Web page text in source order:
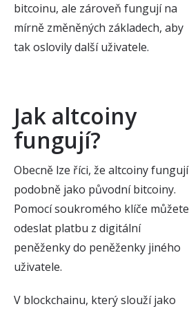
bitcoinu, ale zároveň fungují na
mírně změněných základech, aby
tak oslovily další uživatele.
Jak altcoiny
fungují?
Obecně lze říci, že altcoiny fungují
podobně jako původní bitcoiny.
Pomocí soukromého klíče můžete
odeslat platbu z digitální
peněženky do peněženky jiného
uživatele.
V blockchainu, který slouží jako